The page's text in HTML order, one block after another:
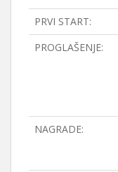
PRVI START:
PROGLAŠENJE:
NAGRADE: